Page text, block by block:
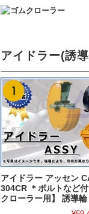
アイドラー(誘
アイドラー アッセン
304CR ＊ボルトなど
クローラー用】 誘導